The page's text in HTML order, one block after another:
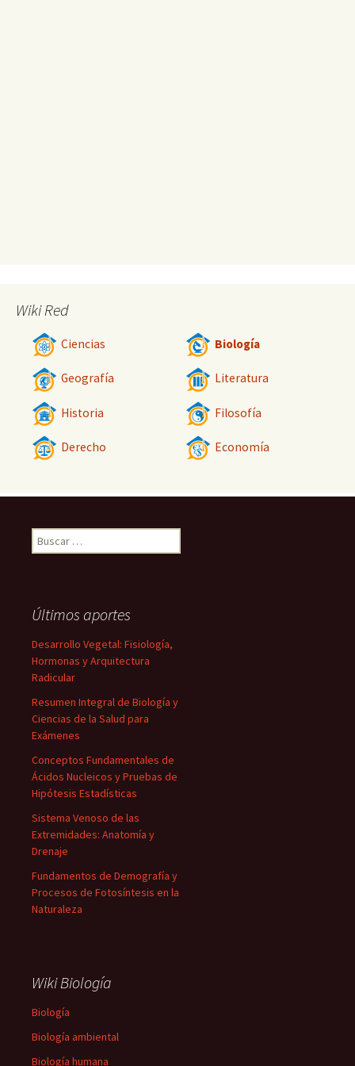
Wiki Red
Ciencias Biología
Geografía Literatura
Historia Filosofía
Derecho Economía
Buscar:
Últimos aportes
Desarrollo Vegetal: Fisiología,
Hormonas y Arquitectura
Radicular
Resumen Integral de Biología y
Ciencias de la Salud para
Exámenes
Conceptos Fundamentales de
Ácidos Nucleicos y Pruebas de
Hipótesis Estadísticas
Sistema Venoso de las
Extremidades: Anatomía y
Drenaje
Fundamentos de Demografía y
Procesos de Fotosíntesis en la
Naturaleza
Wiki Biología
Biología
Biología ambiental
Biología humana